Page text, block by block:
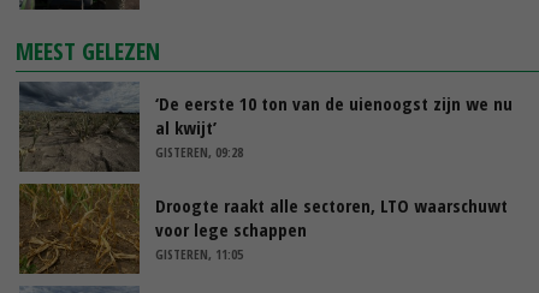
MEEST GELEZEN
‘De eerste 10 ton van de uienoogst zijn we nu
al kwijt’
GISTEREN, 09:28
Droogte raakt alle sectoren, LTO waarschuwt
voor lege schappen
GISTEREN, 11:05